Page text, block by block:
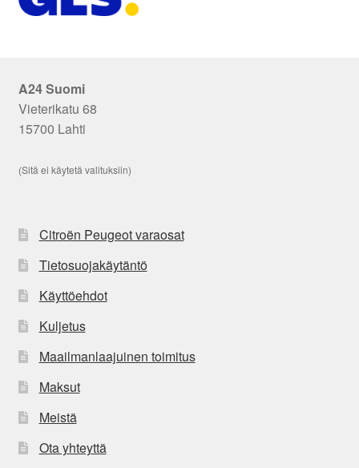
A24 Suomi
Vieterikatu 68
15700 Lahti
(Sitä ei käytetä valituksiin)
Citroën Peugeot varaosat
Tietosuojakäytäntö
Käyttöehdot
Kuljetus
Maailmanlaajuinen toimitus
Maksut
Meistä
Ota yhteyttä